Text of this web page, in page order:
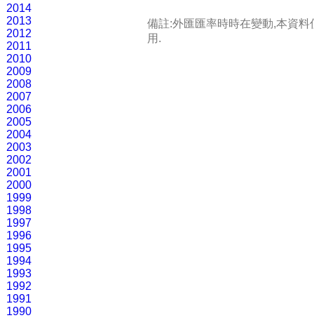
2014
2013
2012
2011
2010
2009
2008
2007
2006
2005
2004
2003
2002
2001
2000
1999
1998
1997
1996
1995
1994
1993
1992
1991
1990
備註:外匯匯率時時在變動,本資
用.